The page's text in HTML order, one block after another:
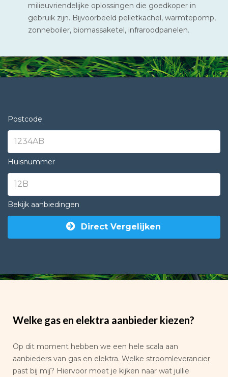
milieuvriendelijke oplossingen die goedkoper in
gebruik zijn. Bijvoorbeeld pelletkachel, warmtepomp,
zonneboiler, biomassaketel, infraroodpanelen.
Postcode
Huisnummer
Bekijk aanbiedingen
Direct Vergelijken
Welke gas en elektra aanbieder kiezen?
Op dit moment hebben we een hele scala aan
aanbieders van gas en elektra. Welke stroomleverancier
past bij mij? Hiervoor moet je kijken naar wat jullie